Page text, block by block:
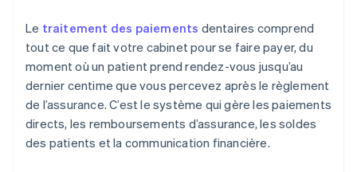
Le traitement des paiements dentaires comprend
tout ce que fait votre cabinet pour se faire payer, du
moment où un patient prend rendez-vous jusqu’au
dernier centime que vous percevez après le règlement
de l’assurance. C’est le système qui gère les paiements
directs, les remboursements d’assurance, les soldes
des patients et la communication financière.